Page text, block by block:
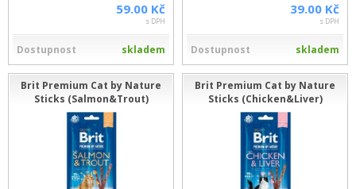
59.00 Kč
s DPH
Dostupnost skladem
39.00 Kč
s DPH
Dostupnost skladem
Brit Premium Cat by Nature
Sticks (Salmon&Trout)
Brit Premium Cat by Nature
Sticks (Chicken&Liver)